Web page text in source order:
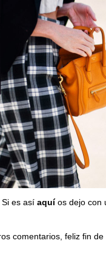
es así aquíos dejo con
comentarios, feliz fin de